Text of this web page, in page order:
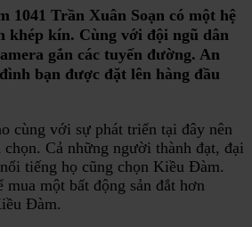
1041 Trần Xuân Soạn có một hệ
khép kín. Cùng với đội ngũ dân
gắn các tuyến đường. An
bạn được đặt lên hàng đầu
cùng với sự phát triển tại đây nên
Cả những người thành đạt, đại
tiếng họ cũng chọn Kiều Đàm.
một bất động sản đắt hơn
Đàm.